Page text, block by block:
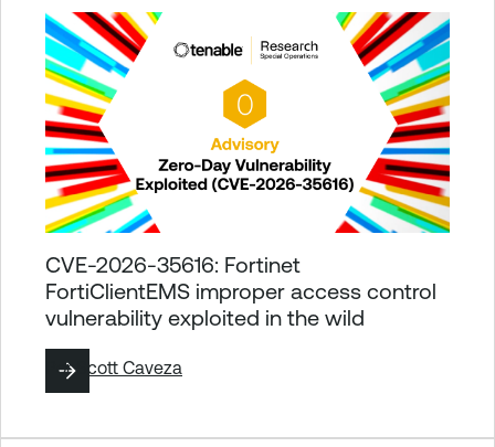
CVE-2026-35616: Fortinet
FortiClientEMS improper access control
vulnerability exploited in the wild
Por Scott Caveza